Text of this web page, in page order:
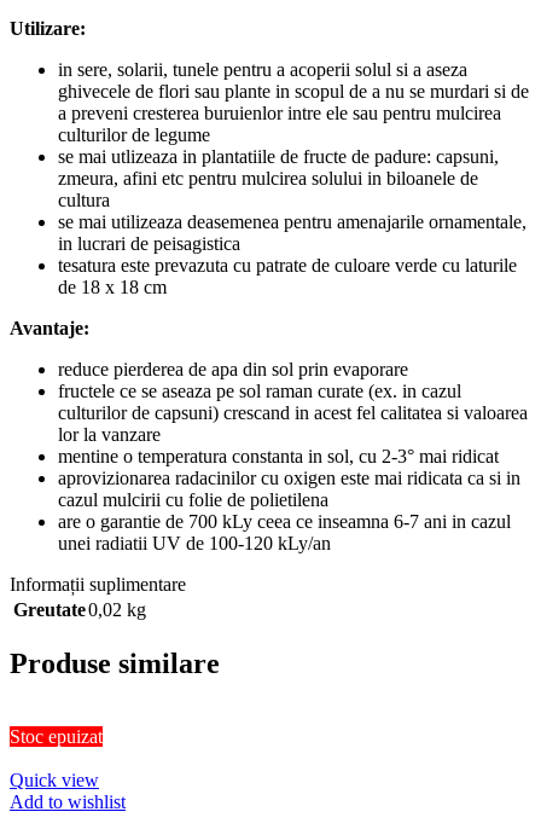
Utilizare:
in sere, solarii, tunele pentru a acoperii solul si a aseza
ghivecele de flori sau plante in scopul de a nu se murdari si de
a preveni cresterea buruienlor intre ele sau pentru mulcirea
culturilor de legume
se mai utlizeaza in plantatiile de fructe de padure: capsuni,
zmeura, afini etc pentru mulcirea solului in biloanele de
cultura
se mai utilizeaza deasemenea pentru amenajarile ornamentale,
in lucrari de peisagistica
tesatura este prevazuta cu patrate de culoare verde cu laturile
de 18 x 18 cm
Avantaje:
reduce pierderea de apa din sol prin evaporare
fructele ce se aseaza pe sol raman curate (ex. in cazul
culturilor de capsuni) crescand in acest fel calitatea si valoarea
lor la vanzare
mentine o temperatura constanta in sol, cu 2-3° mai ridicat
aprovizionarea radacinilor cu oxigen este mai ridicata ca si in
cazul mulcirii cu folie de polietilena
are o garantie de 700 kLy ceea ce inseamna 6-7 ani in cazul
unei radiatii UV de 100-120 kLy/an
Informații suplimentare
Greutate0,02 kg
Produse similare
Stoc epuizat
Quick view
Add to wishlist